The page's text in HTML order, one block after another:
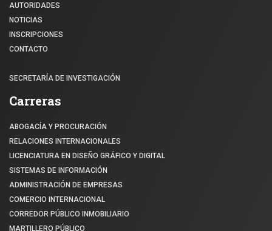
AUTORIDADES
NOTICIAS
INSCRIPCIONES
CONTACTO
SECRETARÍA DE INVESTIGACIÓN
Carreras
ABOGACÍA Y PROCURACIÓN
RELACIONES INTERNACIONALES
LICENCIATURA EN DISEÑO GRÁFICO Y DIGITAL
SISTEMAS DE INFORMACIÓN
ADMINISTRACIÓN DE EMPRESAS
COMERCIO INTERNACIONAL
CORREDOR PÚBLICO INMOBILIARIO
MARTILLERO PÚBLICO